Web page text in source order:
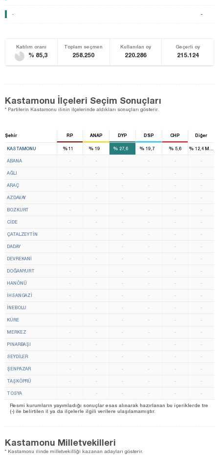
- -
Katılım oranı
% 85,3
Toplam seçmen
258.250
Kullanılan oy
220.286
Geçerli oy
215.124
Kastamonu İlçeleri Seçim Sonuçları
* Partilerin Kastamonu ilinin ilçelerinde aldıkları sonuçları gösterir.
Şehir RP ANAP DYP DSP CHP Diğer
KASTAMONU %11
1
% 19
1
% 27,6
2
%19,7
1
% 5,6 %12,4MHP
ABANA - - - - - -
AĞLI - - - - - -
ARAÇ - - - - - -
AZDAVAY - - - - - -
BOZKURT - - - - - -
CİDE - - - - - -
ÇATALZEYTİN - - - - - -
DADAY - - - - - -
DEVREKANİ - - - - - -
DOĞANYURT - - - - - -
HANÖNÜ - - - - - -
İHSANGAZİ - - - - - -
İNEBOLU - - - - - -
KÜRE - - - - - -
MERKEZ - - - - - -
PINARBAŞI - - - - - -
SEYDİLER - - - - - -
ŞENPAZAR - - - - - -
TAŞKÖPRÜ - - - - - -
TOSYA - - - - - -
Resmi kurumların yayımladığı sonuçlar esas alınarak hazırlanan bu içeriklerde tre
(-) ile belirtilen il ya da ilçelerle ilgili verilere ulaşılamamıştır.
Kastamonu Milletvekilleri
* Kastamonu ilinde milletvekilliği kazanan adayları gösterir.